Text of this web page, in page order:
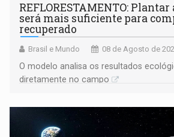
REFLORESTAMENTO:
será mais suficiente para
recuperado
Brasil e Mundo 08 de Agosto de
O modelo analisa os resultados
diretamente no campo